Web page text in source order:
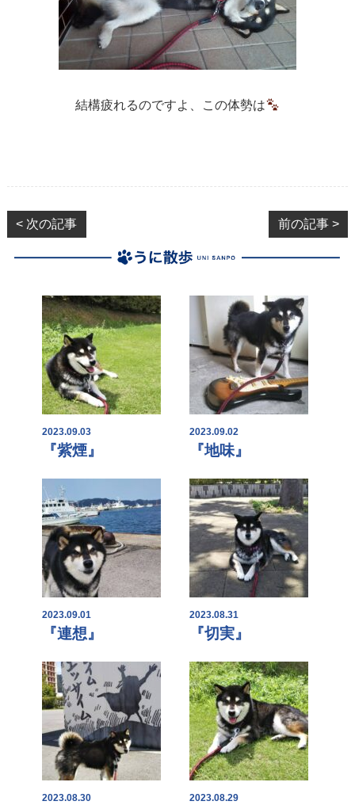
結構疲れるのですよ、この体勢は
< 次の記事 前の記事 >
2023.09.03
『紫煙』
2023.09.02
『地味』
2023.09.01
『連想』
2023.08.31
『切実』
2023.08.30 2023.08.29